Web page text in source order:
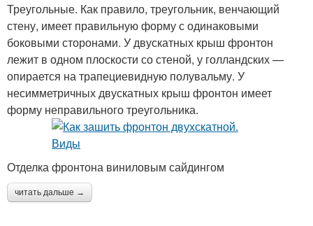
Треугольные. Как правило, треугольник, венчающий
стену, имеет правильную форму с одинаковыми
боковыми сторонами. У двускатных крыш фронтон
лежит в одном плоскости со стеной, у голландских —
опирается на трапециевидную полувальму. У
несимметричных двускатных крыш фронтон имеет
форму неправильного треугольника.
Отделка фронтона виниловым сайдингом
читать дальше →